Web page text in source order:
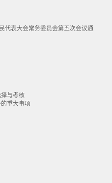
代表大会常务委员会第五次会议通
与考核
重大事项